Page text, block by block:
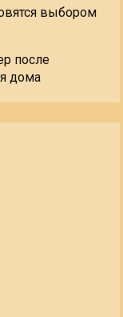
выбором
после
дома